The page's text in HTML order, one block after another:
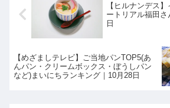
【ヒルナンデス
ートリアル福田
日
【めざましテレビ】ご当地パンTOP5(あ
んパン・クリームボックス・ぼうしパン
など)まいにちランキング｜10月28日